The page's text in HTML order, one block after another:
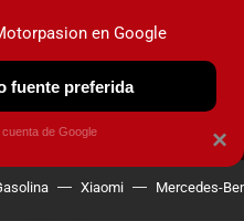
NUEVO
OBSERVATORIO
Xiaomi Mercedes-
×
en Google
fuente preferida
de Google